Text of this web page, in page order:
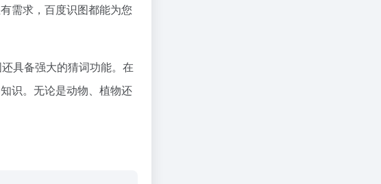
需求，百度识图都能为您
具备强大的猜词功能。在
识。无论是动物、植物还